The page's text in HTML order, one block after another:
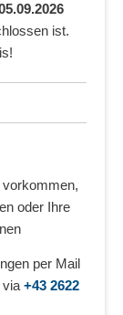
ist.
oder Ihre
per Mail
via +43 2622